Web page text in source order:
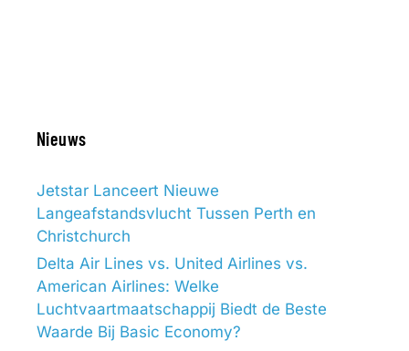
Nieuws
Jetstar Lanceert Nieuwe
Langeafstandsvlucht Tussen Perth en
Christchurch
Delta Air Lines vs. United Airlines vs.
American Airlines: Welke
Luchtvaartmaatschappij Biedt de Beste
Waarde Bij Basic Economy?